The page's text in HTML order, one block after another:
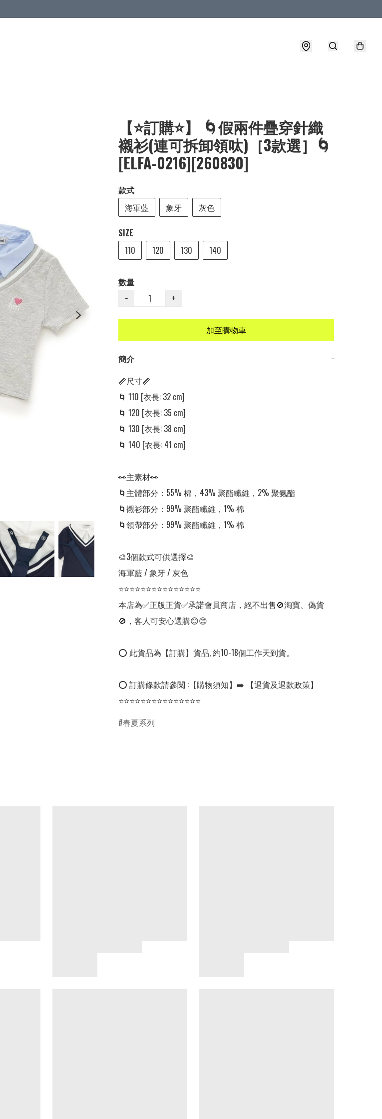
【⭐訂購⭐】 🌀假兩件疊穿針織
襯衫(連可拆卸領呔)［3款選］🌀
[ELFA-0216][260830]
款式
海軍藍
象牙 灰色
SIZE
110
120 130 140
數量
−
+
加至購物車
簡介
−
📏尺寸📏
🌀 110 [衣長: 32 cm]
🌀 120 [衣長: 35 cm]
🌀 130 [衣長: 38 cm]
🌀 140 [衣長: 41 cm]
👀主素材👀
🌀主體部分：55% 棉，43% 聚酯纖維，2% 聚氨酯
🌀襯衫部分：99% 聚酯纖維，1% 棉
🌀領帶部分：99% 聚酯纖維，1% 棉
🎨3個款式可供選擇🎨
海軍藍 / 象牙 / 灰色
⭐⭐⭐⭐⭐⭐⭐⭐⭐⭐⭐⭐⭐⭐⭐
本店為✅正版正貨✅承諾會員商店，絕不出售🚫淘寶、偽貨
🚫，客人可安心選購😊😊
⭕ 此貨品為【訂購】貨品, 約10-18個工作天到貨。
⭕ 訂購條款請參閱 :【購物須知】➡️ 【退貨及退款政策】
⭐⭐⭐⭐⭐⭐⭐⭐⭐⭐⭐⭐⭐⭐⭐
春夏系列